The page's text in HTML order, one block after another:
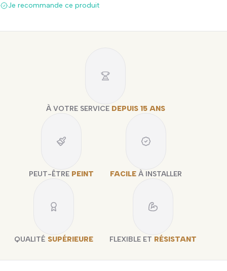
Je recommande ce produit
À VOTRE SERVICE DEPUIS 15 ANS
PEUT-ÊTRE PEINT FACILE À INSTALLER
QUALITÉ SUPÉRIEURE FLEXIBLE ET RÉSISTANT